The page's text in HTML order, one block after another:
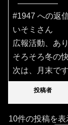
#1947 への返
いそミさん
広報活動、あ
そろそろ冬の
次は、月末です
投稿者
10件の投稿を